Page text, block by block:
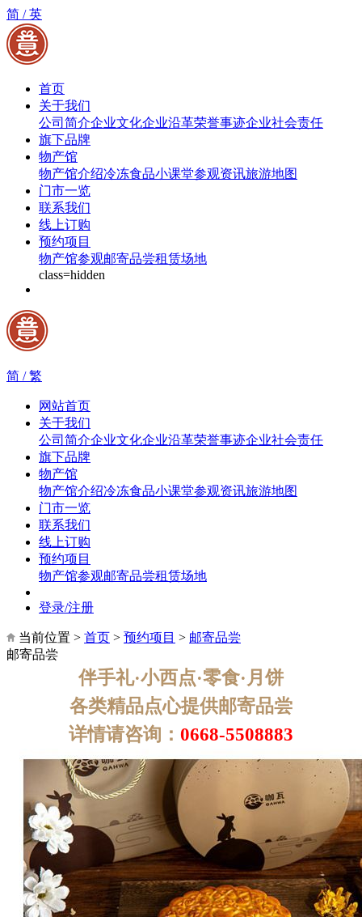
简 /英
首页
关于我们
公司简介企业文化企业沿革荣誉事迹企业社会责任
旗下品牌
物产馆
物产馆介绍冷冻食品小课堂参观资讯旅游地图
门市一览
联系我们
线上订购
预约项目
物产馆参观邮寄品尝租赁场地
class=hidden
简 /繁
网站首页
关于我们
公司简介企业文化企业沿革荣誉事迹企业社会责任
旗下品牌
物产馆
物产馆介绍冷冻食品小课堂参观资讯旅游地图
门市一览
联系我们
线上订购
预约项目
物产馆参观邮寄品尝租赁场地
登录/注册
当前位置 > 首页 > 预约项目 > 邮寄品尝
邮寄品尝
伴手礼·小西点·零食·月饼
各类精品点心提供邮寄品尝
详情请咨询： 0668-5508883